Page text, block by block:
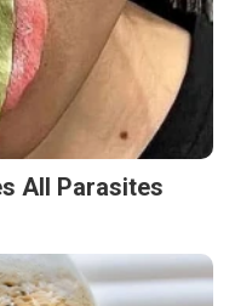
All Parasites